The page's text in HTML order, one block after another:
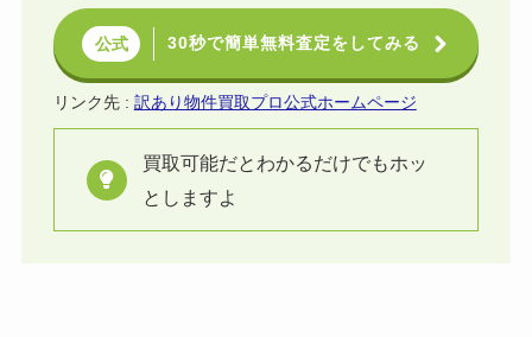
公式 30秒で簡単無料査定をしてみる
リンク先 : 訳あり物件買取プロ公式ホームページ
買取可能だとわかるだけでもホッ
としますよ